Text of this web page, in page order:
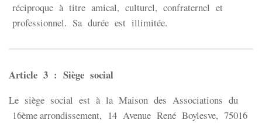
réciproque à titre amical, culturel, confraternel et
professionnel. Sa durée est illimitée.
Article 3 : Siège social
Le siège social est à la Maison des Associations du
16ème arrondissement, 14 Avenue René Boylesve, 75016